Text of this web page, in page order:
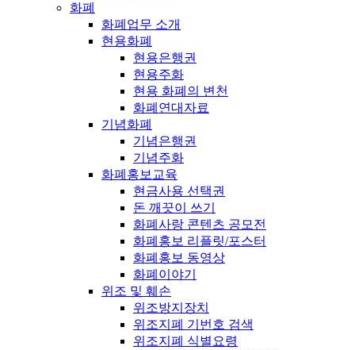
화폐
화폐업무 소개
현용화폐
현용은행권
현용주화
현용 화폐의 변천
화폐연대자료
기념화폐
기념은행권
기념주화
화폐홍보교육
현금사용 선택권
돈 깨끗이 쓰기
화폐사랑 콘텐츠 공모전
화폐홍보 리플릿/포스터
화폐홍보 동영상
화폐이야기
위조 및 훼손
위조방지장치
위조지폐 기번호 검색
위조지폐 식별요령